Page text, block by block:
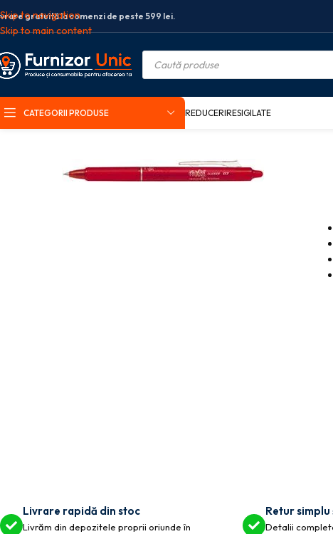
Skip to navigation
Skip to main content
gratuită la comenzi de peste 599 lei.
CATEGORII PRODUSE REDUCERIRESIGILATE
Livrare rapidă din stoc
Livrăm din depozitele proprii oriunde în
Retur simplu
Detalii